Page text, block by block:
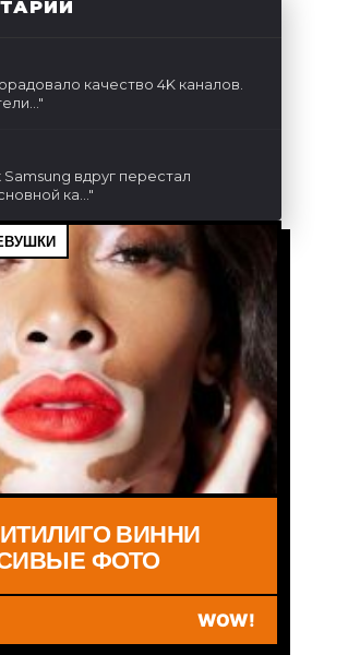
качество 4K каналов.
"
вдруг перестал
ка..."
ВИННИ
ФОТО
WOW!